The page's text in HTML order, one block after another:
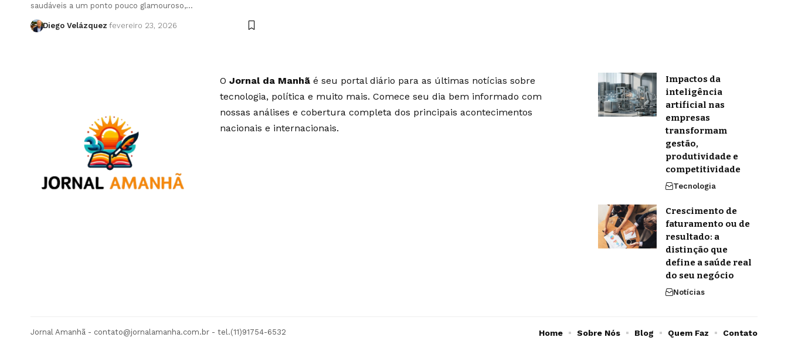
saudáveis a um ponto pouco glamouroso,…
Diego Velázquez fevereiro 23, 2026
O Jornal da Manhãé seu portal diário para as últimas notícias sobre
tecnologia, política e muito mais. Comece seu dia bem informado com
nossas análises e cobertura completa dos principais acontecimentos
nacionais e internacionais.
Impactos da
inteligência
artificial nas
empresas
transformam
gestão,
produtividade e
competitividade
Tecnologia
Crescimento de
faturamento ou de
resultado: a
distinção que
define a saúde real
do seu negócio
Notícias
Jornal Amanhã - contato@jornalamanha.com.br - tel.(11)91754-6532 Home Sobre Nós Blog Quem Faz Contato